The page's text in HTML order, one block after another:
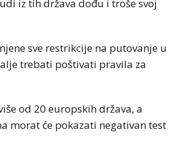
iz tih država dođu i troše svoj
sve restrikcije na putovanje u
trebati poštivati pravila za
od 20 europskih država, a
morat će pokazati negativan test